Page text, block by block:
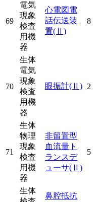
69
電気
現象
検査
用機
器
心電図電
話伝送装
置(Ⅱ)
8
70
生体
電気
現象
検査
用機
器
眼振計(Ⅱ) 2
71
生体
物理
現象
検査
用機
器
非留置型
血流量ト
ランスデ
ューサ(Ⅱ)
5
生体
鼻腔抵抗